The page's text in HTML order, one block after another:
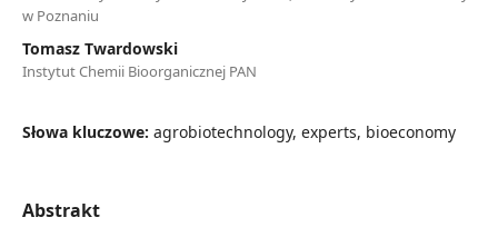
w Poznaniu
Tomasz Twardowski
Instytut Chemii Bioorganicznej PAN
Słowa kluczowe: agrobiotechnology, experts, bioeconomy
Abstrakt